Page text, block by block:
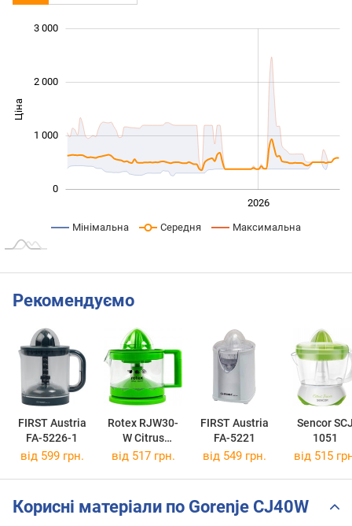
Ціна
0
1 000
2 000
3 000
2026
Мінімальна Середня Максимальна
Рекомендуємо
FIRST Austria
FA-5226-1
Rotex RJW30-
W Citrus
Master
FIRST Austria
FA-5221
Sencor
1051
від 599 грн. від 517 грн. від 549 грн. від 515
Корисні матеріали по Gorenje CJ40W